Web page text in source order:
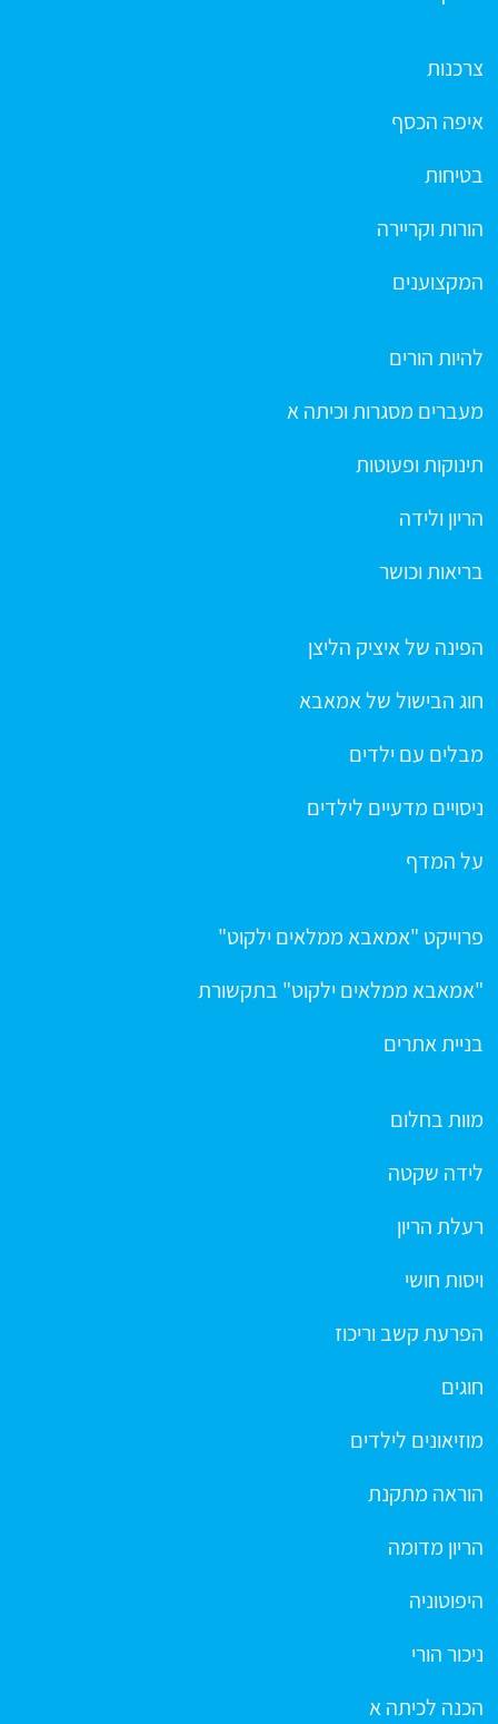
צרכנות
איפה הכסף
בטיחות
הורות וקריירה
המקצוענים
להיות הורים
מעברים מסגרות וכיתה א
תינוקות ופעוטות
הריון ולידה
בריאות וכושר
הפינה של איציק הליצן
חוג הבישול של אמאבא
מבלים עם ילדים
ניסויים מדעיים לילדים
על המדף
פרוייקט "אמאבא ממלאים ילקוט"
"אמאבא ממלאים ילקוט" בתקשורת
בניית אתרים
מוות בחלום
לידה שקטה
רעלת הריון
ויסות חושי
הפרעת קשב וריכוז
חוגים
מוזיאונים לילדים
הוראה מתקנת
הריון מדומה
היפוטוניה
ניכור הורי
הכנה לכיתה א